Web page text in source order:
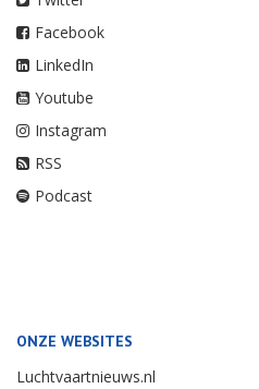
Facebook
LinkedIn
Youtube
Instagram
RSS
Podcast
ONZE WEBSITES
Luchtvaartnieuws.nl